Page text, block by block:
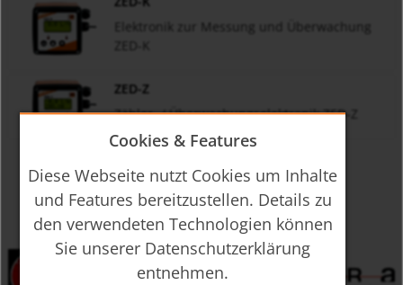
Elektronik zur Messung und Überwachung
ZED-K
ZED-Z
Zähler- / Überwachungselektronik ZED-Z
Cookies & Features
Diese Webseite nutzt Cookies um Inhalte
und Features bereitzustellen. Details zu
den verwendeten Technologien können
Sie unserer Datenschutzerklärung
entnehmen.